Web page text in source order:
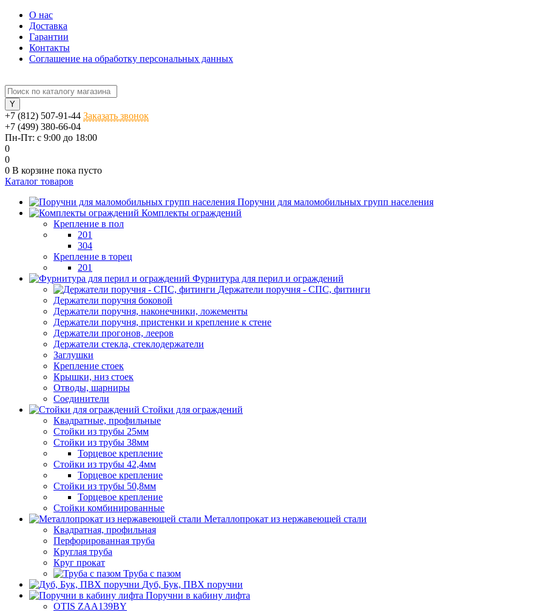
О нас
Доставка
Гарантии
Контакты
Соглашение на обработку персональных данных
+7 (812) 507-91-44 Заказать звонок
+7 (499) 380-66-04
Пн-Пт: с 9:00 до 18:00
0
0
0 В корзине пока пусто
Каталог товаров
Поручни для маломобильных групп населения
Комплекты ограждений
Крепление в пол
201
304
Крепление в торец
201
Фурнитура для перил и ограждений
Держатели поручня - СПС, фитинги
Держатели поручня боковой
Держатели поручня, наконечники, ложементы
Держатели поручня, пристенки и крепление к стене
Держатели прогонов, лееров
Держатели стекла, стеклодержатели
Заглушки
Крепление стоек
Крышки, низ стоек
Отводы, шарниры
Соединители
Стойки для ограждений
Квадратные, профильные
Стойки из трубы 25мм
Стойки из трубы 38мм
Торцевое крепление
Стойки из трубы 42,4мм
Торцевое крепление
Стойки из трубы 50,8мм
Торцевое крепление
Стойки комбинированные
Металлопрокат из нержавеющей стали
Квадратная, профильная
Перфорированная труба
Круглая труба
Круг прокат
Труба с пазом
Дуб, Бук, ПВХ поручни
Поручни в кабину лифта
OTIS ZAA139BY